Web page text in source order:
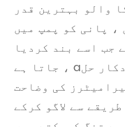
والو بہترین قدر
، پانی کو پمپ میں
جب اسے بند کردیا
جاتا ہے ، aحل
کی وضاحت
سے لاگو کرکے